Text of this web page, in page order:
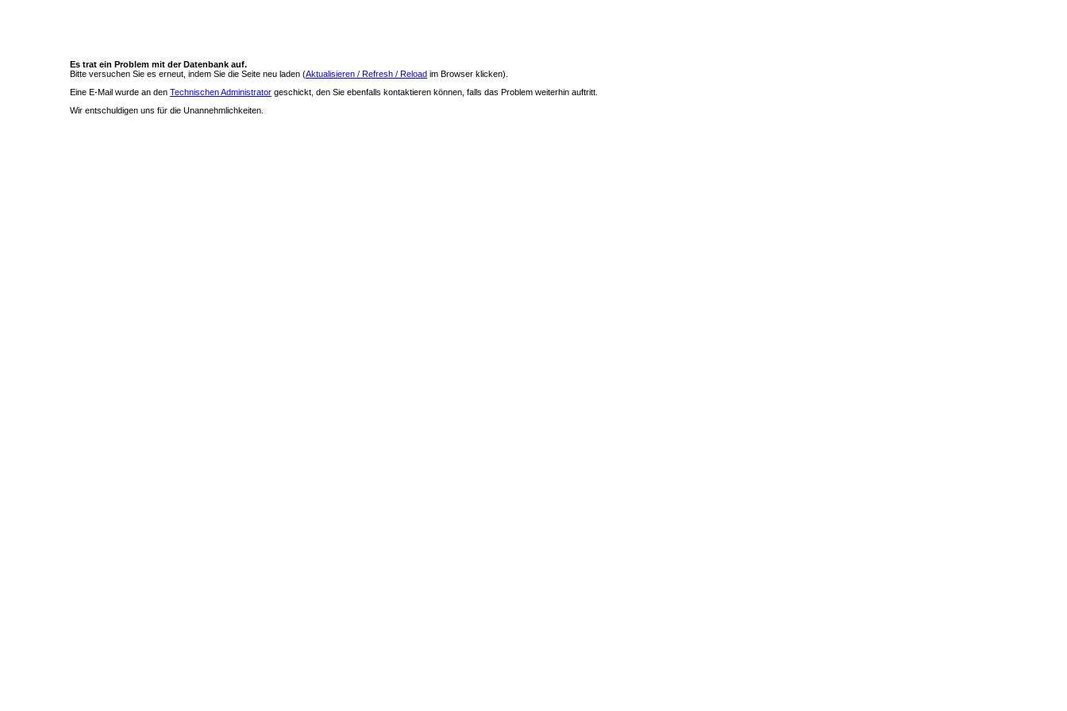
Es trat ein Problem mit der Datenbank auf.
Bitte versuchen Sie es erneut, indem Sie die Seite neu laden (Aktualisieren / Refresh / Reload im Browser klicken).
Eine E-Mail wurde an den Technischen Administrator geschickt, den Sie ebenfalls kontaktieren können, falls das Problem weiterhin auftritt.
Wir entschuldigen uns für die Unannehmlichkeiten.